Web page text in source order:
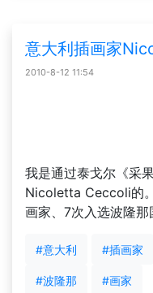
意大利插画家
2010-8-12 11:54
我是通过泰戈尔《采
Nicoletta Ceccoli的
画家、7次入选波隆那
#意大利 #插画家
#波隆那 #画家